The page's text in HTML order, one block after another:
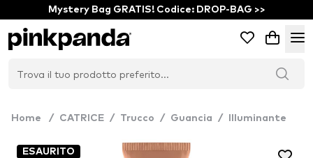
Mystery Bag GRATIS! Codice: DROP-BAG >>
Home / CATRICE / Trucco / Guancia / Illuminante
ESAURITO